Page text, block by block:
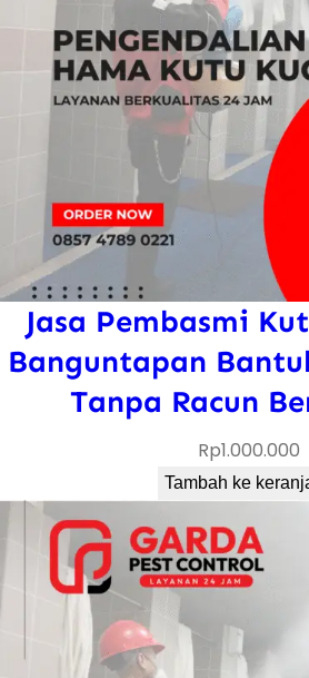
Jasa Pembasmi
Banguntapan
Tanpa Racun
Rp1.000.000
Tambah ke